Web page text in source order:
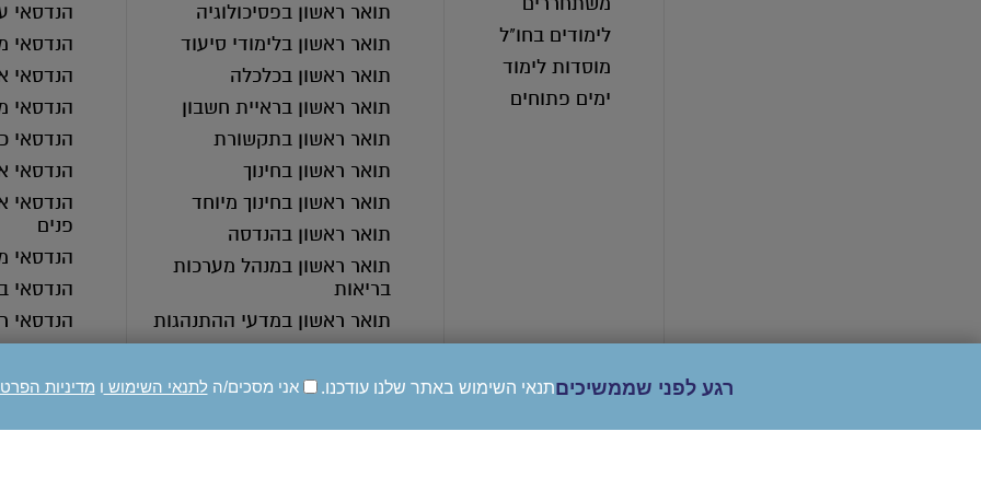
לימודים בחו"ל
מוסדות לימוד
ימים פתוחים
תואר ראשון בפסיכולוגיה
תואר ראשון בלימודי סיעוד
תואר ראשון בכלכלה
תואר ראשון בראיית חשבון
תואר ראשון בתקשורת
תואר ראשון בחינוך
תואר ראשון בחינוך מיוחד
תואר ראשון בהנדסה
תואר ראשון במנהל מערכות
בריאות
תואר ראשון במדעי ההתנהגות
תואר ראשון בחינוך בלתי פורמלי
הנדסאי
הנדסאי
הנדסאי
הנדסאי
הנדסאי
הנדסאי
הנדסאי
פנים
הנדסאי
הנדסאי
הנדסאי
רגע לפני שממשיכיםתנאי השימוש באתר שלנו עודכנו. אני מסכים/הלתנאי השימוש ו מדיניות